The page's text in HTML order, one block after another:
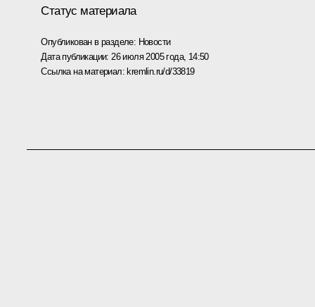
Статус материала
Опубликован в разделе: Новости
Дата публикации: 26 июля 2005 года, 14:50
Ссылка на материал:kremlin.ru/d/33819